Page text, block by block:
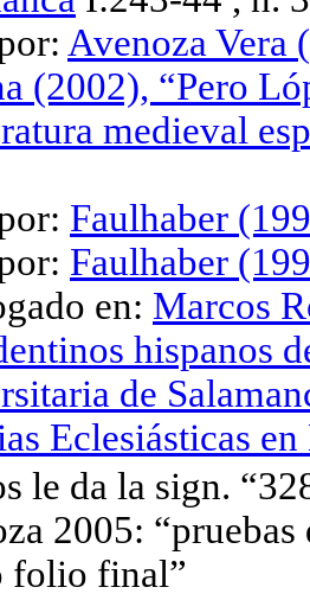
Avenoza Vera
(2002), “Pero
medieval
Faulhaber
Faulhaber
en: Marcos
hispanos
de
Eclesiásticas en
le da la sign.
2005:
folio final”